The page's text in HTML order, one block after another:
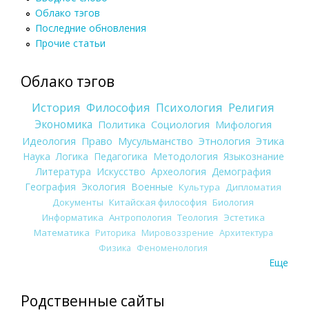
Облако тэгов
Последние обновления
Прочие статьи
Облако тэгов
История Философия Психология Религия
Экономика Политика Социология Мифология
Идеология Право Мусульманство Этнология Этика
Наука Логика Педагогика Методология Языкознание
Литература Искусство Археология Демография
География Экология Военные Культура
Дипломатия
Документы Китайская философия Биология
Информатика Антропология Теология Эстетика
Математика Риторика Мировоззрение Архитектура
Физика Феноменология
Еще
Родственные сайты